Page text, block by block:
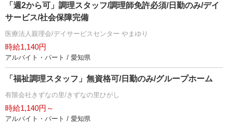
「週2から可」調理スタッフ/調理師免許必須/日勤のみ/デイ
サービス/社会保障完備
医療法人親理会/デイサービスセンター やまゆり
時給1,140円
アルバイト・パート / 愛知県
「福祉調理スタッフ」無資格可/日勤のみ/グループホーム
有限会社きずなの里/きずなの里ひがし
時給1,140円～
アルバイト・パート / 愛知県